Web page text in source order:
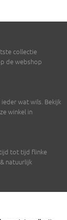
collectie
de webshop
wat wils. Bekijk
winkel in
tot tijd flinke
natuurlijk